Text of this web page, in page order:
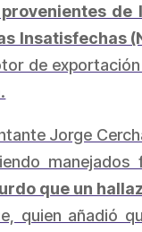
Insatisfechas
de
Jorge
que un
quien añadió